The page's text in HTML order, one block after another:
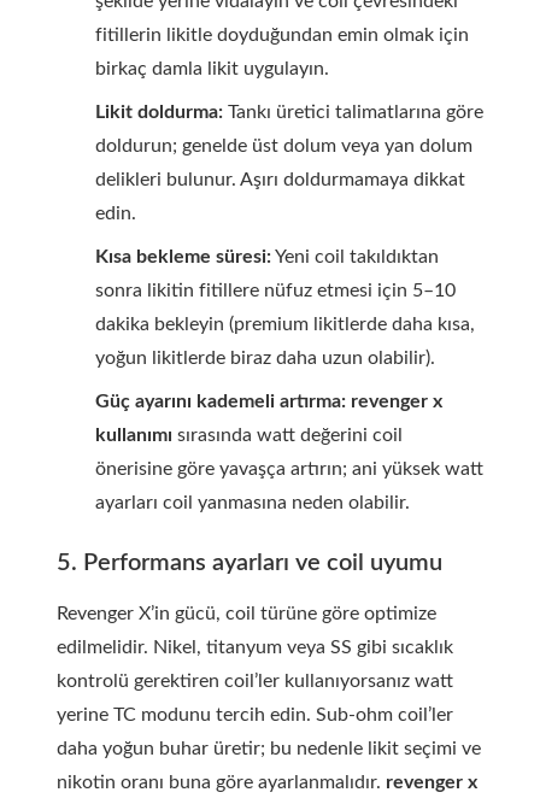
fitillerin likitle doyduğundan emin olmak için
birkaç damla likit uygulayın.
Likit doldurma: Tankı üretici talimatlarına göre
doldurun; genelde üst dolum veya yan dolum
delikleri bulunur. Aşırı doldurmamaya dikkat
edin.
Kısa bekleme süresi:Yeni coil takıldıktan
sonra likitin fitillere nüfuz etmesi için 5–10
dakika bekleyin (premium likitlerde daha kısa,
yoğun likitlerde biraz daha uzun olabilir).
Güç ayarını kademeli artırma: revenger x
kullanımı sırasında watt değerini coil
önerisine göre yavaşça artırın; ani yüksek watt
ayarları coil yanmasına neden olabilir.
5. Performans ayarları ve coil uyumu
Revenger X’in gücü, coil türüne göre optimize
edilmelidir. Nikel, titanyum veya SS gibi sıcaklık
kontrolü gerektiren coil’ler kullanıyorsanız watt
yerine TC modunu tercih edin. Sub-ohm coil’ler
daha yoğun buhar üretir; bu nedenle likit seçimi ve
nikotin oranı buna göre ayarlanmalıdır. revenger x